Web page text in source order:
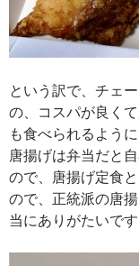
という訳で、チェ
の、コスパが良く
も食べられるよう
唐揚げは弁当だと
ので、唐揚げ定食
ので、正統派の唐
当にありがたいです